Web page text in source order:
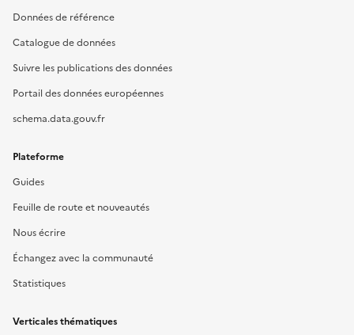
Données de référence
Catalogue de données
Suivre les publications des données
Portail des données européennes
schema.data.gouv.fr
Plateforme
Guides
Feuille de route et nouveautés
Nous écrire
Échangez avec la communauté
Statistiques
Verticales thématiques